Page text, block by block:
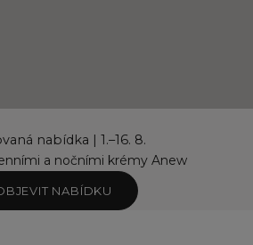
nabídka | 1.–16. 8.
a nočními krémy Anew
NABÍDKU